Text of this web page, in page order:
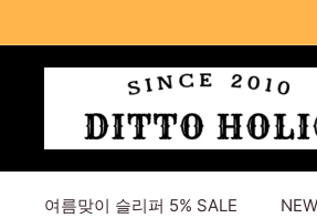
텐
뛰
릭
-
여름맞이 슬리퍼 5% SALE